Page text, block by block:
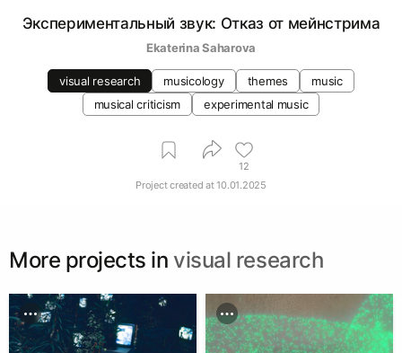
Экспериментальный звук: Отказ от мейнстрима
Ekaterina Saharova
visual research musicology themes
music
musical criticism
experimental music
12
Project created at10.01.2025
More projects in visual research